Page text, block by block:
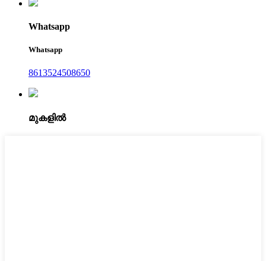
Whatsapp
Whatsapp
8613524508650
മുകളിൽ